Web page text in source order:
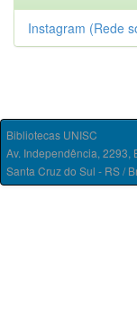
Instagram (Rede
Bibliotecas UNISC
Av. Independência, 2293,
Santa Cruz do Sul - RS /